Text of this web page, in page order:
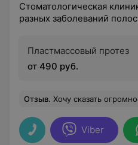
Стоматологическая
разных заболеваний
Пластмассовый протез
от 490 руб.
Отзыв. Хочу сказать огромное спасибо Ливановой Ольге Владимировне. За
Viber